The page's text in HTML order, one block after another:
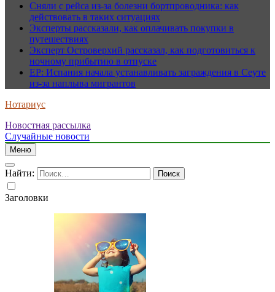
Сняли с рейса из-за болезни бортпроводника: как
действовать в таких ситуациях
Эксперты рассказали, как оплачивать покупки в
путешествиях
Эксперт Островерхий рассказал, как подготовиться к
ночному прибытию в отпуске
EP: Испания начала устанавливать заграждения в Сеуте
из-за наплыва мигрантов
Нотариус
Новостная рассылка
Случайные новости
Меню
Найти:
Заголовки